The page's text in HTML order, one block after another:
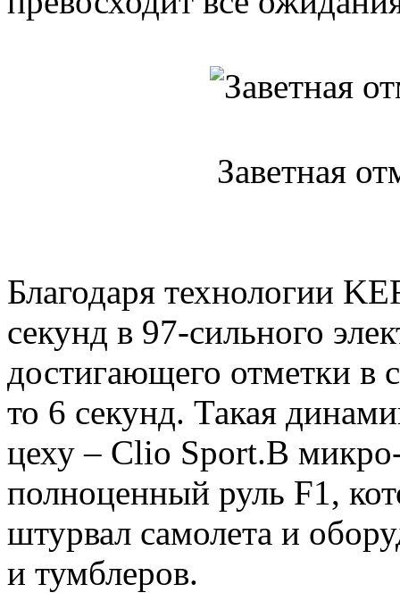
Заветная
Благодаря технологии
секунд в 97-сильного
достигающего отметки в
то 6 секунд. Такая
цеху – Clio Sport.В
полноценный руль F1,
штурвал самолета и
и тумблеров.